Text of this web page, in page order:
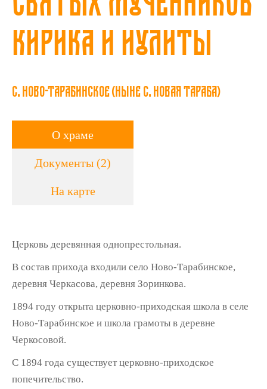
Кирика и Иулиты
с. Ново-Тарабинское (ныне с. Новая Тараба)
О храме
Документы (2)
На карте
Церковь деревянная однопрестольная.
В состав прихода входили село Ново-Тарабинское,
деревня Черкасова, деревня Зоринкова.
1894 году открыта церковно-приходская школа в селе
Ново-Тарабинское и школа грамоты в деревне
Черкосовой.
С 1894 года существует церковно-приходское
попечительство.